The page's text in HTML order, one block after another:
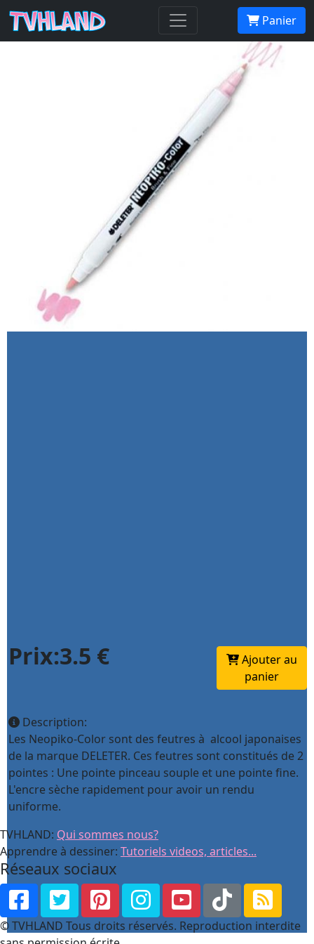
Panier
Neopiko-Color 279 Marine Blue
Prix:3.5 €
Ajouter au
panier
Description:
Les Neopiko-Color sont des feutres à alcool japonaises
de la marque DELETER. Ces feutres sont constitués de 2
pointes : Une pointe pinceau souple et une pointe fine.
L'encre sèche rapidement pour avoir un rendu
uniforme.
TVHLAND: Qui sommes nous?
Apprendre à dessiner: Tutoriels videos, articles...
Réseaux sociaux
© TVHLAND Tous droits réservés. Reproduction interdite